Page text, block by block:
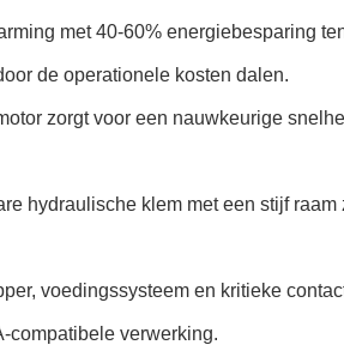
met 40-60% energiebesparing
de operationele kosten dalen.
zorgt voor een nauwkeurige
hydraulische klem met een stijf
voedingssysteem en kritieke
compatibele verwerking.